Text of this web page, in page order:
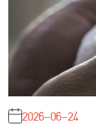
2026-06-24